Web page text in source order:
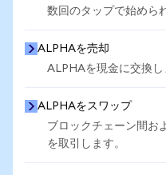
数回のタップで始めら
ALPHAを売却
ALPHAを現金に交換し
ALPHAをスワップ
ブロックチェーン間お
を取引します。